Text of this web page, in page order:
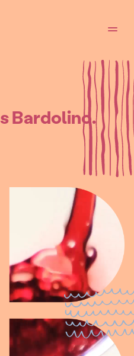
sBardolino.